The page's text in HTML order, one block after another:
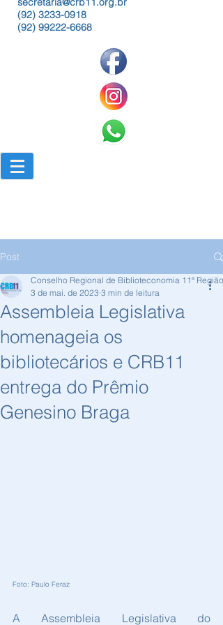
(92) 3233-0918
(92) 99222-6668
Post
Assembleia Legislativa
homenageia os
bibliotecários e CRB11
entrega do Prêmio
Genesino Braga
Conselho Regional de Biblioteconomia 11ª Região
3 de mai. de 2023 3 min de leitura
Foto: Paulo Feraz
A Assembleia Legislativa do